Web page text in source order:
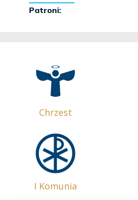
Chrzest
I Komunia